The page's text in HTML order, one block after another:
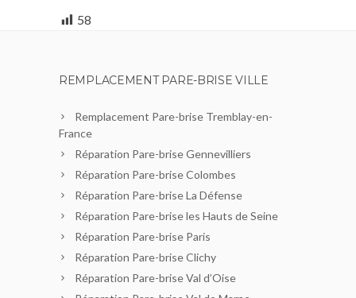
58
REMPLACEMENT PARE-BRISE VILLE
Remplacement Pare-brise Tremblay-en-
France
Réparation Pare-brise Gennevilliers
Réparation Pare-brise Colombes
Réparation Pare-brise La Défense
Réparation Pare-brise les Hauts de Seine
Réparation Pare-brise Paris
Réparation Pare-brise Clichy
Réparation Pare-brise Val d’Oise